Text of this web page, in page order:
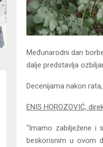
Međunarodni dan
dalje predstavlja
Decenijama nakon
ENIS HOROZOVIĆ,
“Imamo zabilježene i
beskorisnim u ovom